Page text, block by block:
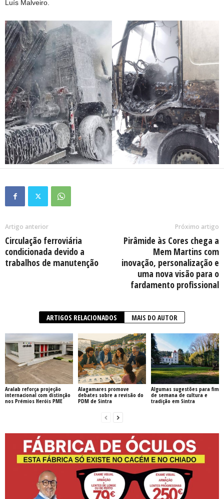
Luís Malveiro.
Artigo anterior
Circulação ferroviária
condicionada devido a
trabalhos de manutenção
Próximo artigo
Pirâmide às Cores chega a
Mem Martins com
inovação, personalização e
uma nova visão para o
fardamento profissional
ARTIGOS RELACIONADOS MAIS DO AUTOR
Aralab reforça projeção
internacional com distinção
nos Prémios Heróis PME
Alagamares promove
debates sobre a revisão do
PDM de Sintra
Algumas sugestões para fim
de semana de cultura e
tradição em Sintra